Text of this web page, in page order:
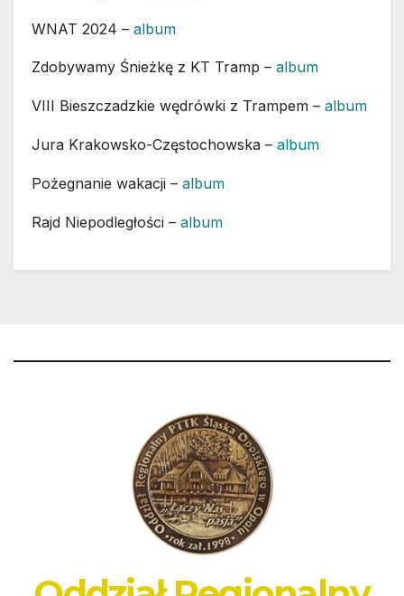
WNAT 2024 – album
Zdobywamy Śnieżkę z KT Tramp – album
VIII Bieszczadzkie wędrówki z Trampem – album
Jura Krakowsko-Częstochowska – album
Pożegnanie wakacji – album
Rajd Niepodległości – album